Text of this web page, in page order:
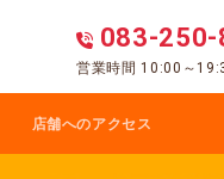
083-250-
営業時間 10:00～
店舗へのアクセス